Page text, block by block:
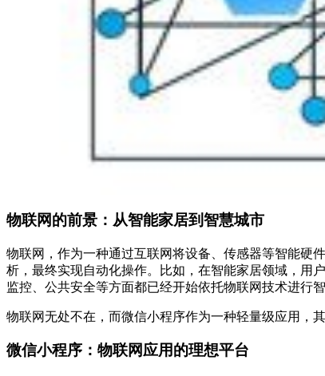
物联网的前景：从智能家居到智慧城市
物联网，作为一种通过互联网将设备、传感器等智能硬
析，最终实现自动化操作。比如，在智能家居领域，用
监控、公共安全等方面都已经开始依托物联网技术进行智
物联网无处不在，而微信小程序作为一种轻量级应用，
微信小程序：物联网应用的理想平台